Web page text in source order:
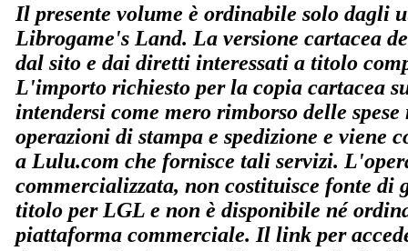
Il presente volume è ordinabile solo dagli
Librogame's Land. La versione cartacea
dal sito e dai diretti interessati a titolo
L'importo richiesto per la copia cartacea
intendersi come mero rimborso delle
operazioni di stampa e spedizione e viene
a Lulu.com che fornisce tali servizi.
commercializzata, non costituisce fonte di
titolo per LGL e non è disponibile né
piattaforma commerciale. Il link per